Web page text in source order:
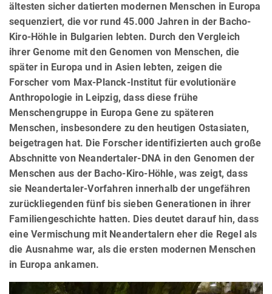
ältesten sicher datierten modernen Menschen in Europa
sequenziert, die vor rund 45.000 Jahren in der Bacho-
Kiro-Höhle in Bulgarien lebten. Durch den Vergleich
ihrer Genome mit den Genomen von Menschen, die
später in Europa und in Asien lebten, zeigen die
Forscher vom Max-Planck-Institut für evolutionäre
Anthropologie in Leipzig, dass diese frühe
Menschengruppe in Europa Gene zu späteren
Menschen, insbesondere zu den heutigen Ostasiaten,
beigetragen hat. Die Forscher identifizierten auch große
Abschnitte von Neandertaler-DNA in den Genomen der
Menschen aus der Bacho-Kiro-Höhle, was zeigt, dass
sie Neandertaler-Vorfahren innerhalb der ungefähren
zurückliegenden fünf bis sieben Generationen in ihrer
Familiengeschichte hatten. Dies deutet darauf hin, dass
eine Vermischung mit Neandertalern eher die Regel als
die Ausnahme war, als die ersten modernen Menschen
in Europa ankamen.